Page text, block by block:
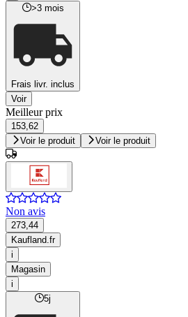
>3 mois
Frais livr. inclus
Voir
Meilleur prix
153,62
Voir le produit
Voir le produit
Non avis
273,44
Kaufland.fr
i
Magasin
i
5j